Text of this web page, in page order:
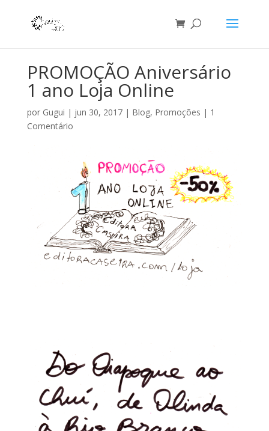
PROMOÇÃO Aniversário
1 ano Loja Online
por Gugui | jun 30, 2017| Blog, Promoções | 1
Comentário